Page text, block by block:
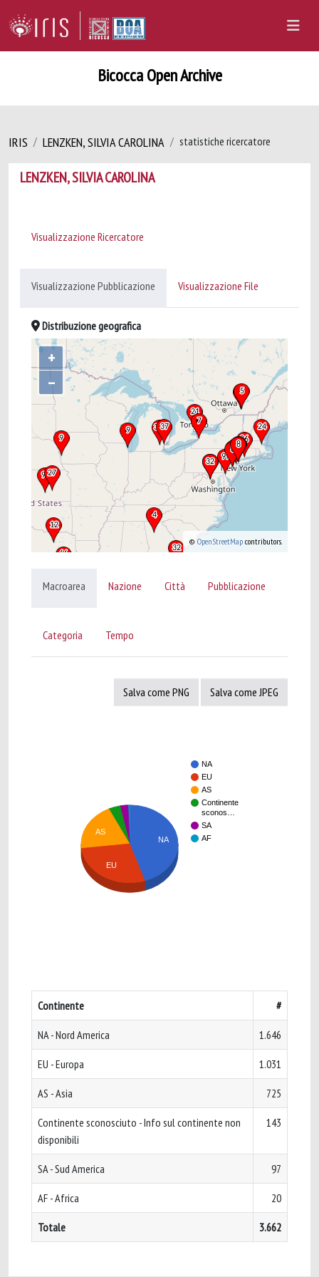
Bicocca Open Archive
IRIS LENZKEN, SILVIA CAROLINA statistiche ricercatore
LENZKEN, SILVIA CAROLINA
Visualizzazione Ricercatore
Visualizzazione Pubblicazione Visualizzazione File
Distribuzione geografica
+
–
© OpenStreetMap contributors.
Macroarea Nazione Città Pubblicazione
Categoria Tempo
Salva come PNG Salva come JPEG
NA
EU
AS
Continente
sconos…
SA
AF
NA
AS
EU
Continente #
NA - Nord America 1.646
EU - Europa 1.031
AS - Asia 725
Continente sconosciuto - Info sul continente non
disponibili
143
SA - Sud America 97
AF - Africa 20
Totale 3.662